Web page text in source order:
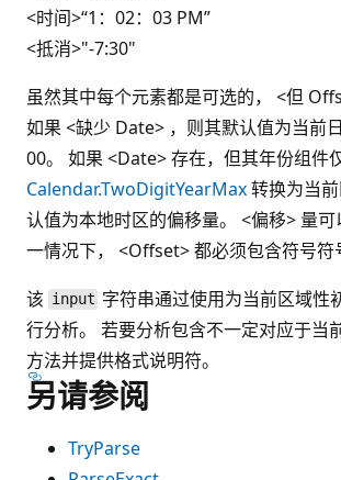
<时间>“1：02：03 PM”
<抵消>"-7:30"
虽然其中每个元素都是可选的， <但
如果 <缺少 Date> ，则其默认值为当前
00。 如果 <Date> 存在，但其年份组件
Calendar.TwoDigitYearMax转换为当
认值为本地时区的偏移量。 <偏移> 量
一情况下， <Offset> 都必须包含符号符
该 input 字符串通过使用为当前区域性
行分析。 若要分析包含不一定对应于当
方法并提供格式说明符。
另请参阅
TryParse